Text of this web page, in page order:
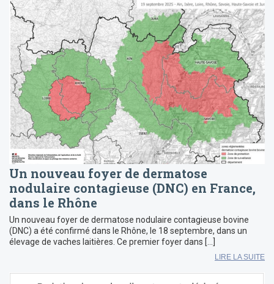
Un nouveau foyer de dermatose
nodulaire contagieuse (DNC) en France,
dans le Rhône
Un nouveau foyer de dermatose nodulaire contagieuse bovine
(DNC) a été confirmé dans le Rhône, le 18 septembre, dans un
élevage de vaches laitières. Ce premier foyer dans […]
LIRE LA SUITE